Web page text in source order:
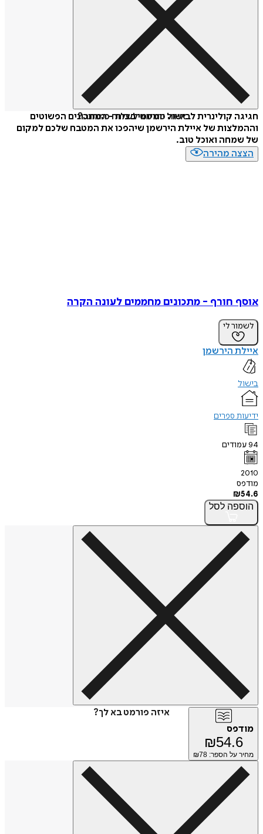
איזה פורמט לשלוח כמתנה?
חגיגה קולינרית לבישול יומיומי בבית - המתכונים הפשוטים
וההמלצות של איילת הירשמן שיהפכו את המטבח שלכם למקום
של שמחה ואוכל טוב.
הצצה מהירה
אוסף חורף - מתכונים מחממים לעונה הקרה
לשמור לי
איילת הירשמן
בישול
ידיעות ספרים
94עמודים
2010
מודפס
₪54.6
הוספה לסל
איזה פורמט בא לך?
מודפס
₪54.6
מחיר על הספר: ₪ 78